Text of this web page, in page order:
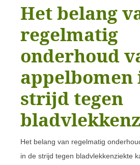
Het belang
regelmatig
onderhoud
appelbomen
strijd tegen
Het belang van regelmatig
in de strijd tegen bladvlekkenziekte